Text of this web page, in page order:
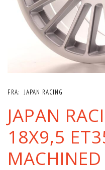
FRA: JAPAN RACING
JAPAN
18X9,5
MACHINED